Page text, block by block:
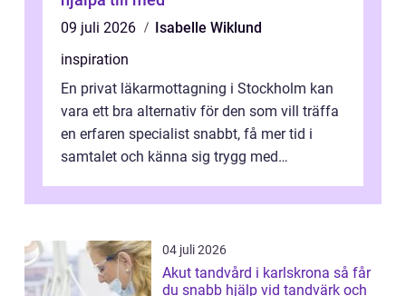
09 juli 2026
Isabelle Wiklund
inspiration
En privat läkarmottagning i Stockholm kan
vara ett bra alternativ för den som vill träffa
en erfaren specialist snabbt, få mer tid i
samtalet och känna sig trygg med
04 juli 2026
Akut tandvård i karlskrona så får
du snabb hjälp vid tandvärk och